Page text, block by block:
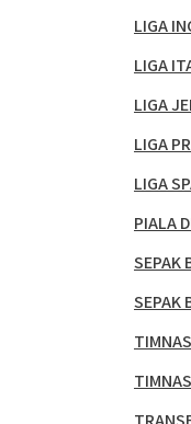
LIGA
LIGA
LIGA
LIGA
LIGA
PIALA
SEPAK
SEPAK